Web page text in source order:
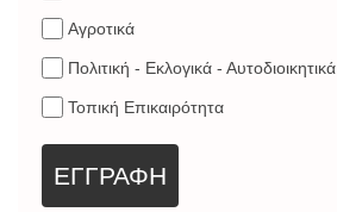
Αγροτικά
Πολιτική - Εκλογικά - Αυτοδιοικητικά
Τοπική Επικαιρότητα
ΕΓΓΡΑΦΗ